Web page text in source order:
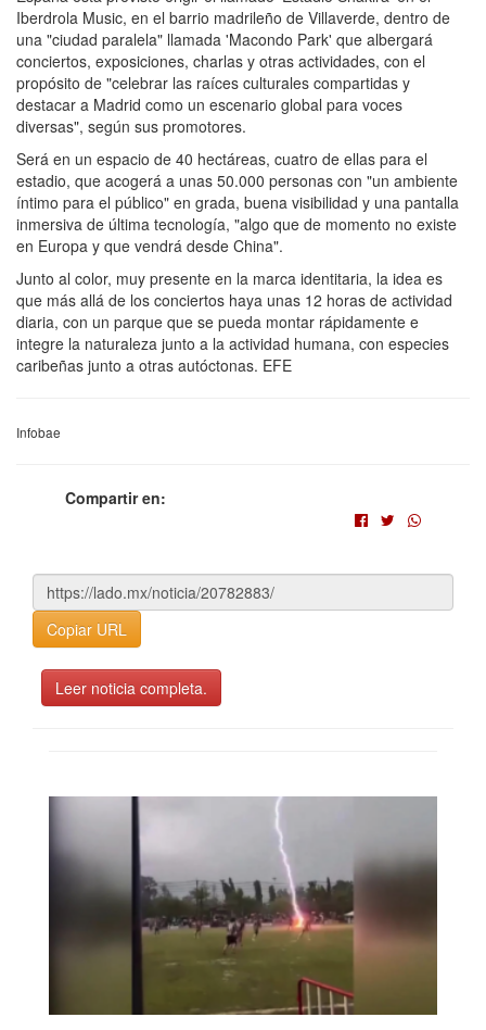
Iberdrola Music, en el barrio madrileño de Villaverde, dentro de
una "ciudad paralela" llamada 'Macondo Park' que albergará
conciertos, exposiciones, charlas y otras actividades, con el
propósito de "celebrar las raíces culturales compartidas y
destacar a Madrid como un escenario global para voces
diversas", según sus promotores.
Será en un espacio de 40 hectáreas, cuatro de ellas para el
estadio, que acogerá a unas 50.000 personas con "un ambiente
íntimo para el público" en grada, buena visibilidad y una pantalla
inmersiva de última tecnología, "algo que de momento no existe
en Europa y que vendrá desde China".
Junto al color, muy presente en la marca identitaria, la idea es
que más allá de los conciertos haya unas 12 horas de actividad
diaria, con un parque que se pueda montar rápidamente e
integre la naturaleza junto a la actividad humana, con especies
caribeñas junto a otras autóctonas. EFE
Infobae
Compartir en:
Copiar URL
Leer noticia completa.